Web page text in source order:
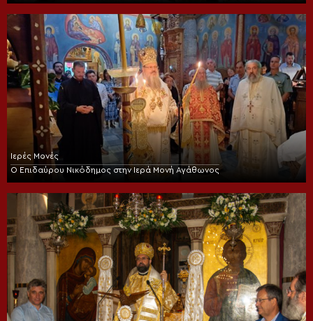
Ιερές Μονές
Ο Επιδαύρου Νικόδημος στην Ιερά Μονή Αγάθωνος